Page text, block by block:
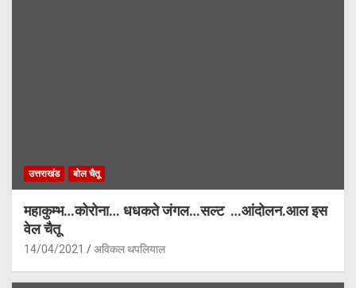
उत्तराखंड बोल चैतू
महाकुम्भ…कोरोना… धधकते जंगल…सल्ट …आंदोलन.आल इस
वेल चैतू
14/04/2021 अविकल थपलियाल